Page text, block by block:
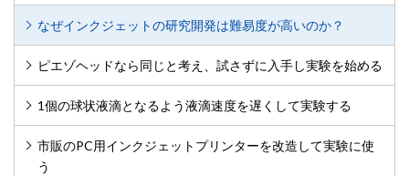
なぜインクジェットの研究開発は難易度が高いのか？
ピエゾヘッドなら同じと考え、試さずに入手し実験を始める
1個の球状液滴となるよう液滴速度を遅くして実験する
市販のPC用インクジェットプリンターを改造して実験に使
う